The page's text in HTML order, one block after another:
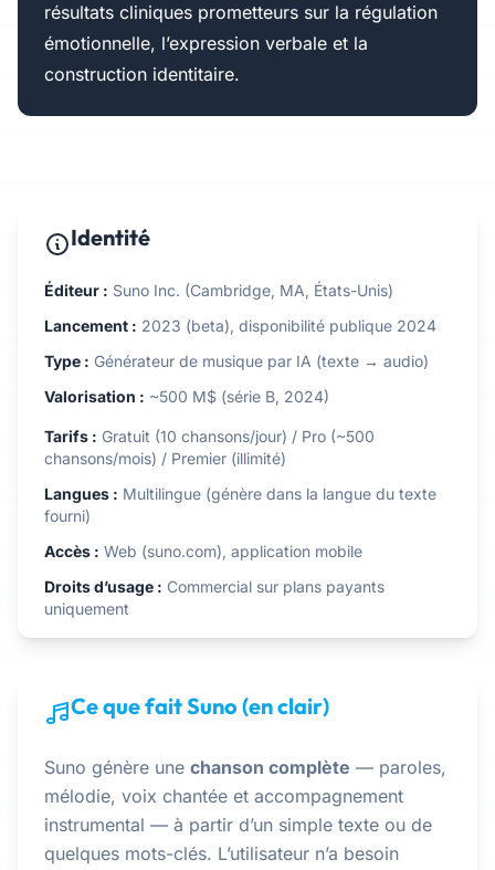
résultats cliniques prometteurs sur la régulation
émotionnelle, l’expression verbale et la
construction identitaire.
Identité
Éditeur : Suno Inc. (Cambridge, MA, États-Unis)
Lancement : 2023 (beta), disponibilité publique 2024
Type : Générateur de musique par IA (texte → audio)
Valorisation : ~500 M$ (série B, 2024)
Tarifs : Gratuit (10 chansons/jour) / Pro (~500
chansons/mois) / Premier (illimité)
Langues : Multilingue (génère dans la langue du texte
fourni)
Accès : Web (suno.com), application mobile
Droits d’usage : Commercial sur plans payants
uniquement
Ce que fait Suno (en clair)
Suno génère une chanson complète — paroles,
mélodie, voix chantée et accompagnement
instrumental — à partir d’un simple texte ou de
quelques mots-clés. L’utilisateur n’a besoin